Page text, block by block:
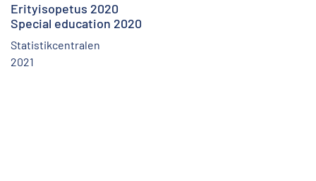
Erityisopetus 2020
Special education 2020
Statistikcentralen
2021